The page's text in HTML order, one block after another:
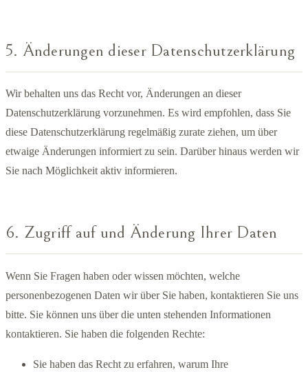
5. Änderungen dieser Datenschutzerklärung
Wir behalten uns das Recht vor, Änderungen an dieser
Datenschutzerklärung vorzunehmen. Es wird empfohlen, dass Sie
diese Datenschutzerklärung regelmäßig zurate ziehen, um über
etwaige Änderungen informiert zu sein. Darüber hinaus werden wir
Sie nach Möglichkeit aktiv informieren.
6. Zugriff auf und Änderung Ihrer Daten
Wenn Sie Fragen haben oder wissen möchten, welche
personenbezogenen Daten wir über Sie haben, kontaktieren Sie uns
bitte. Sie können uns über die unten stehenden Informationen
kontaktieren. Sie haben die folgenden Rechte:
Sie haben das Recht zu erfahren, warum Ihre